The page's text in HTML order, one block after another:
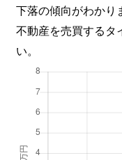
下落の傾向がわかり
不動産を売買するタ
い。